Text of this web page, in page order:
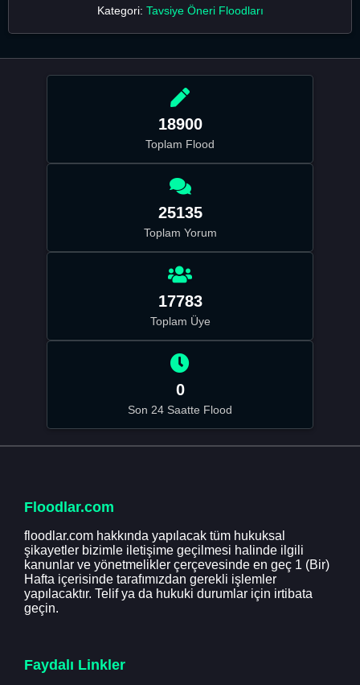
Kategori: Tavsiye Öneri Floodları
18900
Toplam Flood
25135
Toplam Yorum
17783
Toplam Üye
0
Son 24 Saatte Flood
Floodlar.com
floodlar.com hakkında yapılacak tüm hukuksal
şikayetler bizimle iletişime geçilmesi halinde ilgili
kanunlar ve yönetmelikler çerçevesinde en geç 1 (Bir)
Hafta içerisinde tarafımızdan gerekli işlemler
yapılacaktır. Telif ya da hukuki durumlar için irtibata
geçin.
Faydalı Linkler